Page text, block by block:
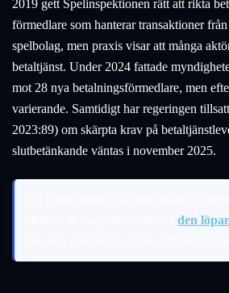
2019 gett Spelinspektionen rätt att rikta
förmedlare som hanterar transaktioner
spelbolag, men praxis visar att många
betaltjänst. Under 2024 fattade
mot 28 nya betalningsförmedlare, men
varierande. Samtidigt har regeringen
2023:89) om skärpta krav på
slutbetänkande väntas i november 2025.
den